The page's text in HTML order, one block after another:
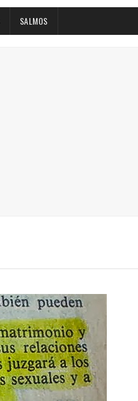
SALMOS